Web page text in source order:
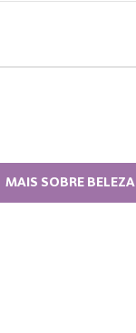
MAIS SOBRE BELEZA